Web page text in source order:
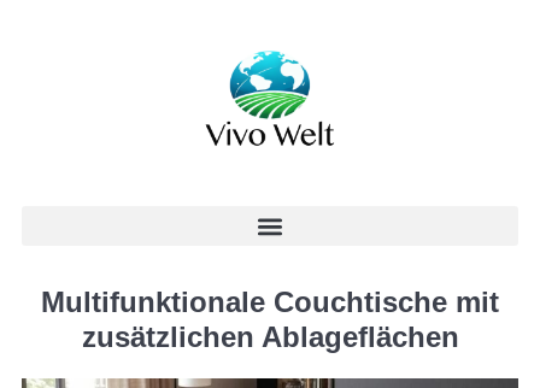
Multifunktionale Couchtische mit
zusätzlichen Ablageflächen